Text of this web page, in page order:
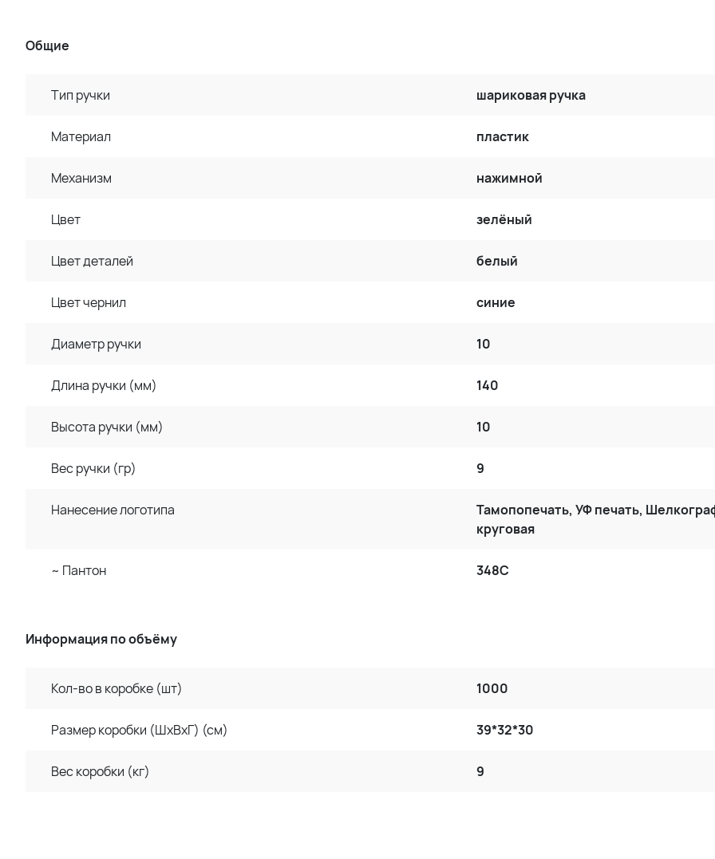
Общие
Тип ручки шариковая ручка
Материал пластик
Механизм нажимной
Цвет зелёный
Цвет деталей белый
Цвет чернил синие
Диаметр ручки 10
Длина ручки (мм) 140
Высота ручки (мм) 10
Вес ручки (гр) 9
Нанесение логотипа
Тамопопечать, УФ печать,
круговая
~ Пантон 348C
Информация по объёму
Кол-во в коробке (шт) 1000
Размер коробки (ШхВхГ) (см) 39*32*30
Вес коробки (кг) 9